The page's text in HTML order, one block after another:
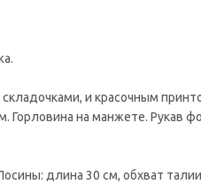
и красочным
на манжете. Рукав
длина 30 см, обхват